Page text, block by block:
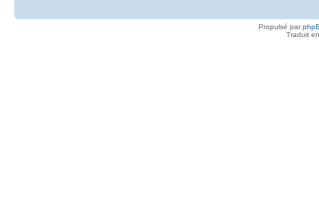
Propulsé par
Traduit